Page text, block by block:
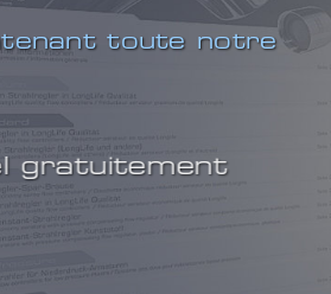
toute notre
gratuitement
alors